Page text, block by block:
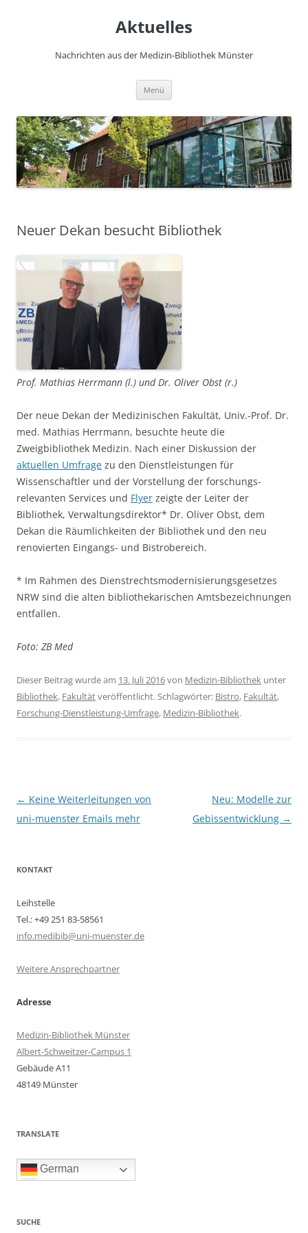
Aktuelles
Nachrichten aus der Medizin-Bibliothek Münster
Menü
Neuer Dekan besucht Bibliothek
Prof. Mathias Herrmann (l.) und Dr. Oliver Obst (r.)
Der neue Dekan der Medizinischen Fakultät, Univ.-Prof. Dr.
med. Mathias Herrmann, besuchte heute die
Zweigbibliothek Medizin. Nach einer Diskussion der
aktuellen Umfrage zu den Dienstleistungen für
Wissenschaftler und der Vorstellung der forschungs-
relevanten Services und Flyer zeigte der Leiter der
Bibliothek, Verwaltungsdirektor* Dr. Oliver Obst, dem
Dekan die Räumlichkeiten der Bibliothek und den neu
renovierten Eingangs- und Bistrobereich.
* Im Rahmen des Dienstrechtsmodernisierungsgesetzes
NRW sind die alten bibliothekarischen Amtsbezeichnungen
entfallen.
Foto: ZB Med
Dieser Beitrag wurde am 13. Juli 2016von Medizin-Bibliothek unter
Bibliothek, Fakultätveröffentlicht. Schlagwörter: Bistro, Fakultät,
Forschung-Dienstleistung-Umfrage, Medizin-Bibliothek.
Beitragsnavigation
← Keine Weiterleitungen von
uni-muenster Emails mehr
Neu: Modelle zur
Gebissentwicklung →
KONTAKT
Leihstelle
Tel.: +49 251 83-58561
info.medibib@uni-muenster.de
Weitere Ansprechpartner
Adresse
Medizin-Bibliothek Münster
Albert-Schweitzer-Campus 1
Gebäude A11
48149 Münster
TRANSLATE
German
SUCHE